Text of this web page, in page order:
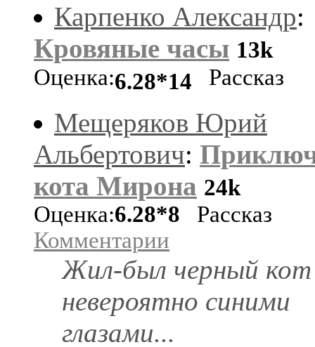
Карпенко Александр:
Кровяные часы 13k
Оценка:6.28*14
Рассказ
Мещеряков Юрий
Альбертович:
кота Мирона 24k
Оценка:6.28*8 Рассказ
Комментарии
Жил-был черный
невероятно синими
глазами...